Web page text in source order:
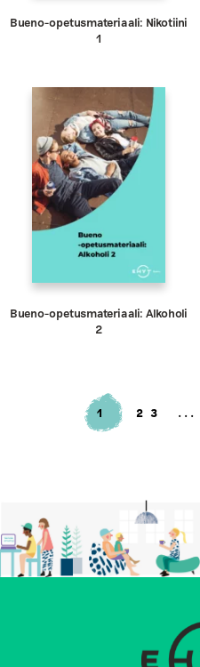
Bueno-opetusmateriaali: Nikotiini
1
Bueno-opetusmateriaali: Alkoholi
2
1 2 3